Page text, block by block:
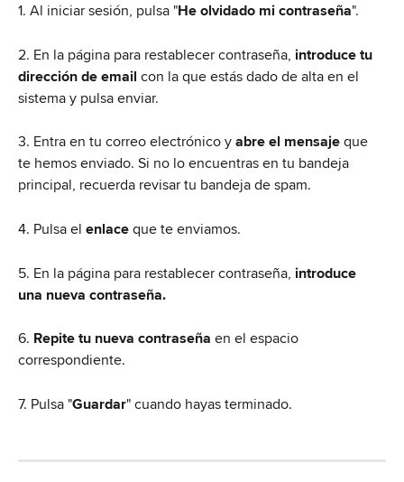
1. Al iniciar sesión, pulsa "He olvidado mi contraseña".
2. En la página para restablecer contraseña, introduce tu
dirección deemail con la que estás dado de alta en el
sistema y pulsa enviar.
3. Entra en tu correo electrónico y abre el mensaje que
te hemos enviado. Si no lo encuentras en tu bandeja
principal, recuerda revisar tu bandeja de spam.
4. Pulsa el enlace que te enviamos.
5. En la página para restablecer contraseña, introduce
una nueva contraseña.
6. Repite tu nueva contraseña en el espacio
correspondiente.
7. Pulsa "Guardar" cuando hayas terminado.